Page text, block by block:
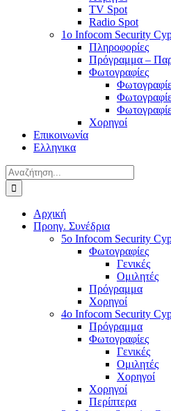
TV Spot
Radio Spot
1o Infocom Security
Πληροφορίες
Πρόγραμμα –
Φωτογραφίες
Χορηγοί
Επικοινωνία
Ελληνικα
Αναζήτηση
για:
Αρχική
Προηγ. Συνέδρια
5o Infocom Security
Φωτογραφίες
Γενικές
Ομιλητές
Πρόγραμμα
Χορηγοί
4o Infocom Security
Πρόγραμμα
Φωτογραφίες
Γενικές
Ομιλητές
Χορηγοί
Χορηγοί
Περίπτερα